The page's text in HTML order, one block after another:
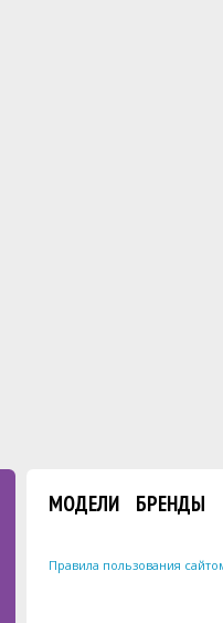
МОДЕЛИ БРЕНДЫ
Правила пользования